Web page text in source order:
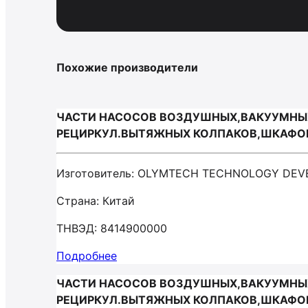
Похожие производители
ЧАСТИ НАСОСОВ
РЕЦИРКУЛ.ВЫТЯЖНЫХ КОЛПАКОВ,ШКАФОВ С
Изготовитель: OLYMTECH TECHNOLOGY
Страна: Китай
ТНВЭД: 8414900000
Подробнее
ЧАСТИ НАСОСОВ
РЕЦИРКУЛ.ВЫТЯЖНЫХ КОЛПАКОВ,ШКАФОВ С